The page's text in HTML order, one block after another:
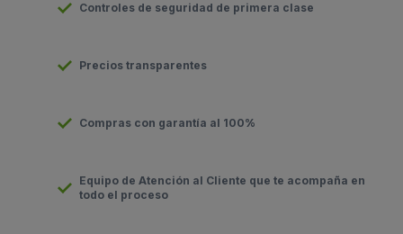
Controles de seguridad de primera clase
Precios transparentes
Compras con garantía al 100%
Equipo de Atención al Cliente que te acompaña en
todo el proceso